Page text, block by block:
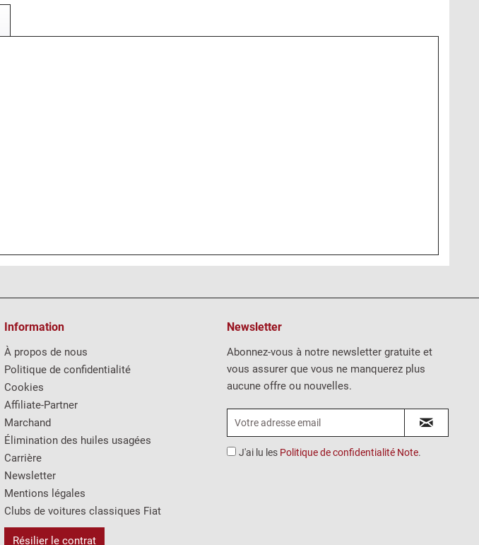
Information
À propos de nous
Politique de confidentialité
Cookies
Affiliate-Partner
Marchand
Élimination des huiles usagées
Carrière
Newsletter
Mentions légales
Clubs de voitures classiques Fiat
Résilier le contrat
Newsletter
Abonnez-vous à notre newsletter gratuite et
vous assurer que vous ne manquerez plus
aucune offre ou nouvelles.
J'ai lu les Politique de confidentialité Note.